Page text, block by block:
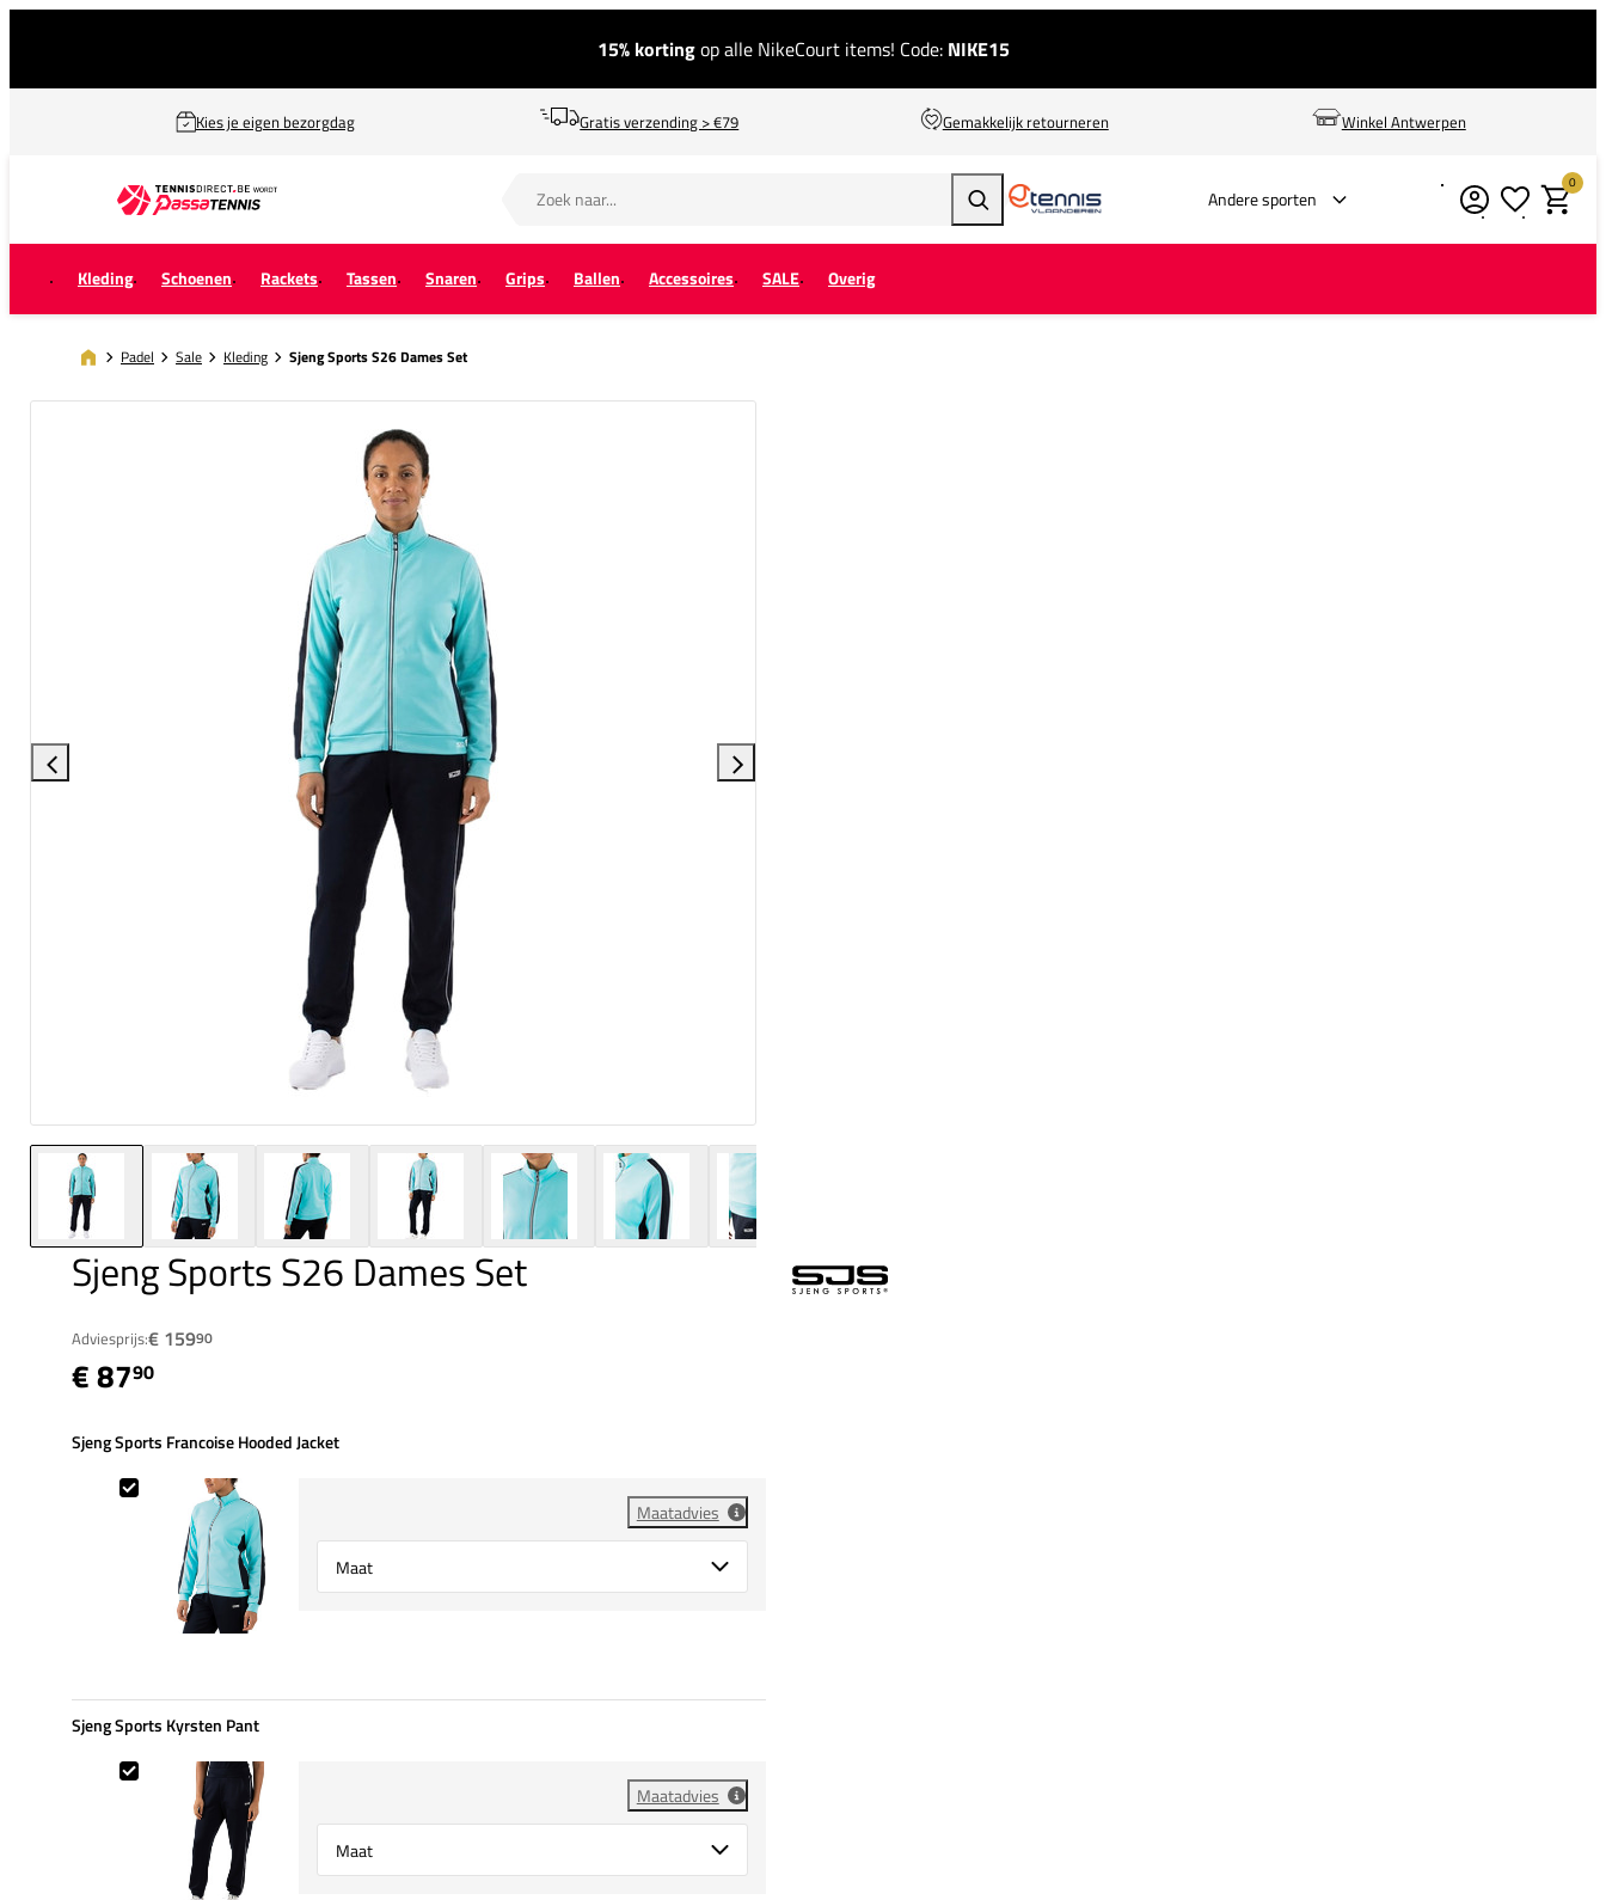
15% kortingop alle NikeCourt items! Code: NIKE15
Kies je eigen bezorgdag Gratis verzending > €79 Gemakkelijk retourneren Winkel Antwerpen
Zoeken Andere sporten Verlanglijstje
0
Kleding Schoenen Rackets Tassen Snaren Grips Ballen Accessoires SALE Overig
Padel Sale Kleding Sjeng Sports S26 Dames Set
Sjeng Sports S26 Dames Set
Adviesprijs:€ 15990
€ 8790
Sjeng Sports Francoise Hooded Jacket
Maatadvies
Sjeng Sports Francoise Hooded Jacket
Sjeng Sports Kyrsten Pant
Maatadvies
Sjeng Sports Kyrsten Pant